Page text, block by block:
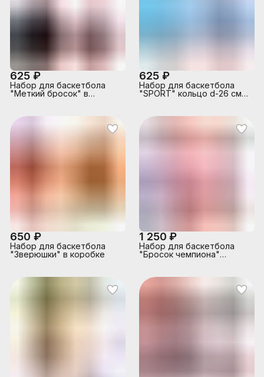
625 ₽
Набор для баскетбола
"Меткий бросок" в
625 ₽
Набор для баскетбола
"SPORT" кольцо d-26 см,
650 ₽
Набор для баскетбола
"Зверюшки" в коробке
1 250 ₽
Набор для баскетбола
"Бросок чемпиона"